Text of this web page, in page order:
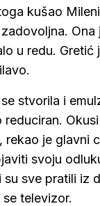
kušao
Ona
u redu. Gretić
stvorila i
rekao je glavni
svoju
su sve pratili iz
televizor.